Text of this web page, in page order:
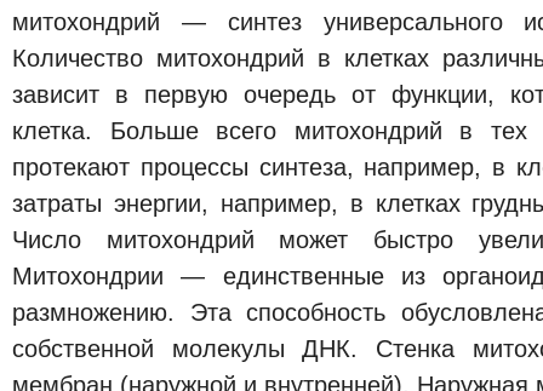
митохондрий — синтез универсального
Количество митохондрий в клетках
зависит в первую очередь от функции,
клетка. Больше всего митохондрий в тех
протекают процессы синтеза, например, в
затраты энергии, например, в клетках
Число митохондрий может быстро
Митохондрии — единственные из
размножению. Эта способность
собственной молекулы ДНК. Стенка
мембран (наружной и внутренней).